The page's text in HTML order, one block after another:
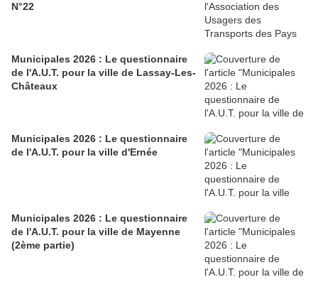
N°22
Municipales 2026 : Le questionnaire
de l'A.U.T. pour la ville de Lassay-Les-
Châteaux
Municipales 2026 : Le questionnaire
de l'A.U.T. pour la ville d'Ernée
Municipales 2026 : Le questionnaire
de l'A.U.T. pour la ville de Mayenne
(2ème partie)